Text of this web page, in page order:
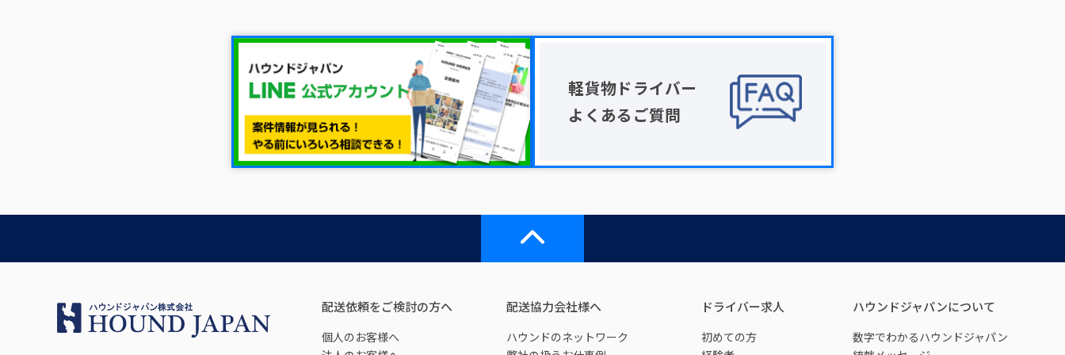
軽貨物ドライバー
よくあるご質問
配送依頼をご検討の方へ
個人のお客様へ
配送協力会社様へ
ハウンドのネットワーク
ドライバー求人
初めての方
ハウンドジャパンについて
数字でわかるハウンドジャパン